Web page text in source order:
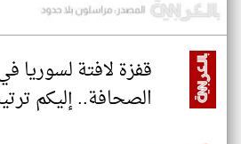
قفزة لافتة
الصحافة.. إليكم